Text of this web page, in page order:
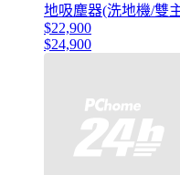
地吸塵器(洗地機/雙
$22,900
$24,900